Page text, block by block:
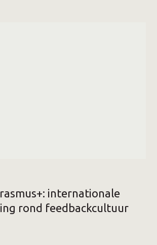
internationale
rond feedbackcultuur